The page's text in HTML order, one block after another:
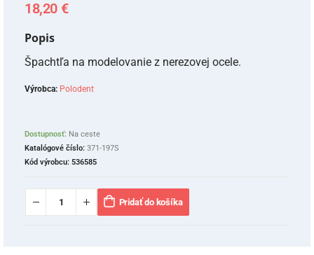
18,20 €
Popis
Špachtľa na modelovanie z nerezovej ocele.
Výrobca: Polodent
Dostupnosť: Na ceste
Katalógové číslo: 371-197S
Kód výrobcu: 536585
Pridať do košíka